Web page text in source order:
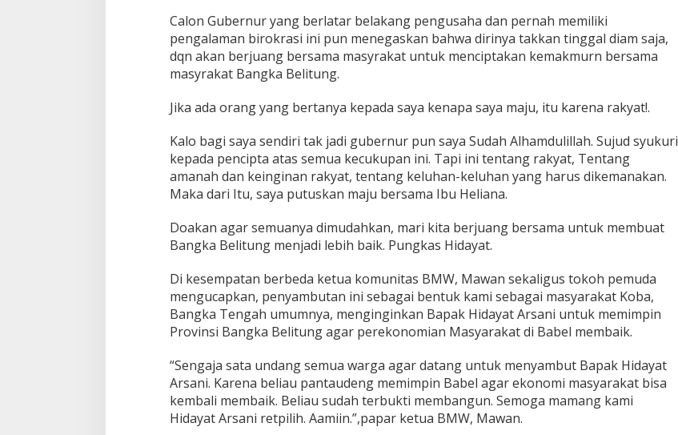
Calon Gubernur yang berlatar belakang pengusaha dan pernah memiliki
pengalaman birokrasi ini pun menegaskan bahwa dirinya takkan tinggal diam saja,
dqn akan berjuang bersama masyrakat untuk menciptakan kemakmurn bersama
masyrakat Bangka Belitung.
Jika ada orang yang bertanya kepada saya kenapa saya maju, itu karena rakyat!.
Kalo bagi saya sendiri tak jadi gubernur pun saya Sudah Alhamdulillah. Sujud syukuri
kepada pencipta atas semua kecukupan ini. Tapi ini tentang rakyat, Tentang
amanah dan keinginan rakyat, tentang keluhan-keluhan yang harus dikemanakan.
Maka dari Itu, saya putuskan maju bersama Ibu Heliana.
Doakan agar semuanya dimudahkan, mari kita berjuang bersama untuk membuat
Bangka Belitung menjadi lebih baik. Pungkas Hidayat.
Di kesempatan berbeda ketua komunitas BMW, Mawan sekaligus tokoh pemuda
mengucapkan, penyambutan ini sebagai bentuk kami sebagai masyarakat Koba,
Bangka Tengah umumnya, menginginkan Bapak Hidayat Arsani untuk memimpin
Provinsi Bangka Belitung agar perekonomian Masyarakat di Babel membaik.
“Sengaja sata undang semua warga agar datang untuk menyambut Bapak Hidayat
Arsani. Karena beliau pantaudeng memimpin Babel agar ekonomi masyarakat bisa
kembali membaik. Beliau sudah terbukti membangun. Semoga mamang kami
Hidayat Arsani retpilih. Aamiin.”,papar ketua BMW, Mawan.